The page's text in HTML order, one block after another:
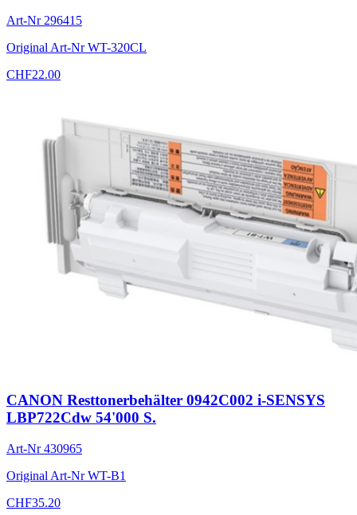
Art-Nr 296415
Original Art-NrWT-320CL
CHF22.00
CANON Resttonerbehälter 0942C002 i-SENSYS
LBP722Cdw 54'000 S.
Art-Nr430965
Original Art-NrWT-B1
CHF35.20